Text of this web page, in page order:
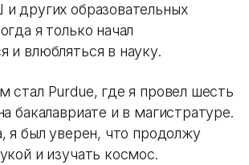
других образовательных
я только начал
и влюбляться в науку.
стал Purdue, где я провел шесть
бакалавриате и в магистратуре.
я был уверен, что продолжу
и изучать космос.